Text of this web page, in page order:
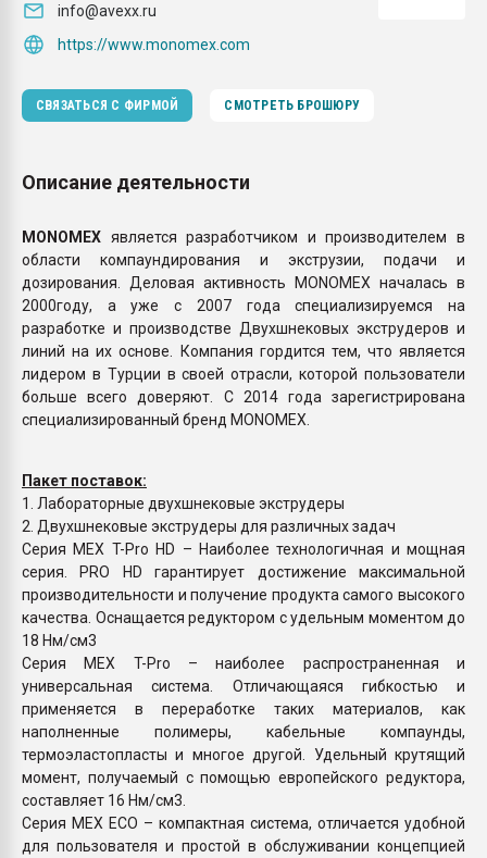
info@avexx.ru
https://www.monomex.com
СВЯЗАТЬСЯ С ФИРМОЙ СМОТРЕТЬ БРОШЮРУ
Описание деятельности
MONOMEX является разработчиком и производителем в
области компаундирования и экструзии, подачи и
дозирования. Деловая активность MONOMEX началась в
2000году, а уже с 2007 года специализируемся на
разработке и производстве Двухшнековых экструдеров и
линий на их основе. Компания гордится тем, что является
лидером в Турции в своей отрасли, которой пользователи
больше всего доверяют. С 2014 года зарегистрирована
специализированный бренд MONOMEX.
Пакет поставок:
1. Лабораторные двухшнековые экструдеры
2. Двухшнековые экструдеры для различных задач
Серия MEX T-Pro HD – Наиболее технологичная и мощная
серия. PRO HD гарантирует достижение максимальной
производительности и получение продукта самого высокого
качества. Оснащается редуктором с удельным моментом до
18 Нм/см3
Cерия МЕХ T-Pro – наиболее распространенная и
универсальная система. Отличающаяся гибкостью и
применяется в переработке таких материалов, как
наполненные полимеры, кабельные компаунды,
термоэластопласты и многое другой. Удельный крутящий
момент, получаемый с помощью европейского редуктора,
составляет 16 Нм/см3.
Серия MEX ECO – компактная система, отличается удобной
для пользователя и простой в обслуживании концепцией